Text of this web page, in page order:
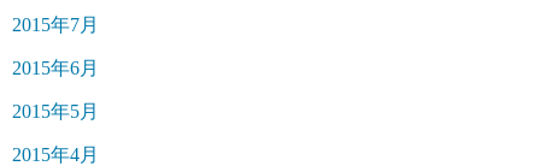
2015年7月
2015年6月
2015年5月
2015年4月